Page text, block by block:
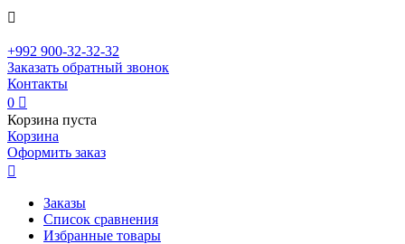

+992 900-32-32-32
Заказать обратный звонок
Контакты
0 
Корзина пуста
Корзина
Оформить заказ

Заказы
Список сравнения
Избранные товары